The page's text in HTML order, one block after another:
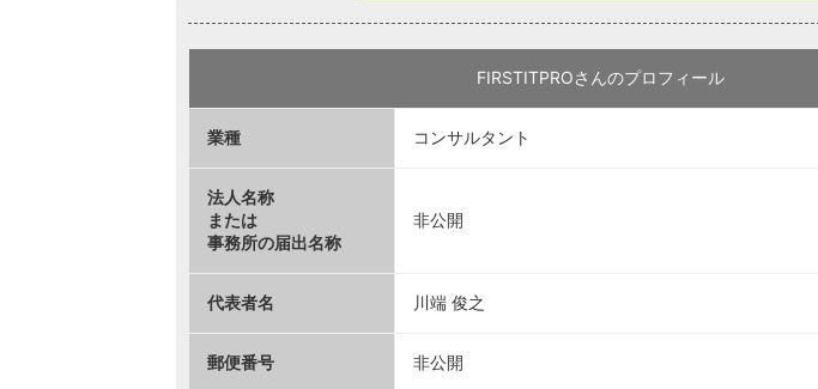
FIRSTITPROさんのプロフィール
業種 コンサルタント
法人名称
または
事務所の届出名称
非公開
代表者名 川端 俊之
郵便番号 非公開